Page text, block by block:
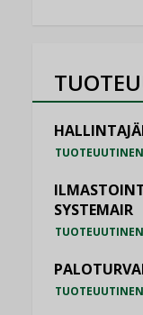
TUOTEUUTINEN
SYSTEMAIR
TUOTEUUTINEN
TUOTEUUTINEN